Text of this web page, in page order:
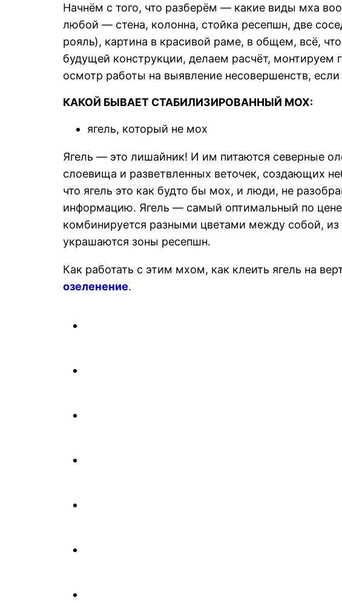
Начнём с того, что разберём — какие виды мха
любой — стена, колонна, стойка ресепшн, две
рояль), картина в красивой раме, в общем, всё,
будущей конструкции, делаем расчёт,
осмотр работы на выявление несовершенств,
КАКОЙ БЫВАЕТ СТАБИЛИЗИРОВАННЫЙ МОХ:
ягель, который не мох
Ягель — это лишайник! И им питаются северные
слоевища и разветвленных веточек, создающих
что ягель это как будто бы мох, и люди, не
информацию. Ягель — самый оптимальный по
комбинируется разными цветами между собой, из
украшаются зоны ресепшн.
Как работать с этим мхом, как клеить ягель на
озеленение.